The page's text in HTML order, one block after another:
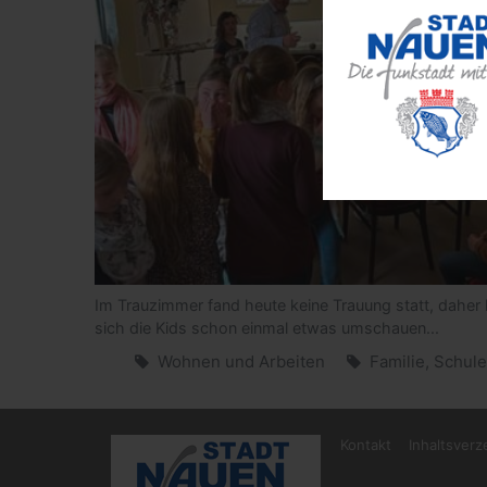
Im Trauzimmer fand heute keine Trauung statt, daher
sich die Kids schon einmal etwas umschauen...
Wohnen und Arbeiten Familie,
Kontakt